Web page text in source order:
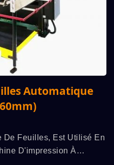
Automatique
De Feuilles, Est Utilisé En
D'impression À